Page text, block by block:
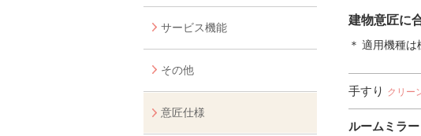
サービス機能
その他
意匠仕様
建物意匠に
＊ 適用機種は
手すり クリー
ルームミラー